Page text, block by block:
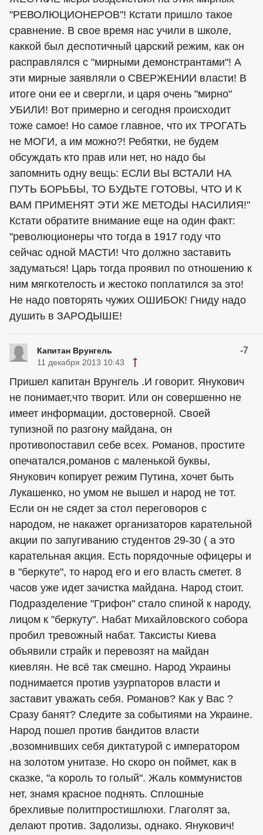
"РЕВОЛЮЦИОНЕРОВ"! Кстати пришло такое
сравнение. В свое время нас учили в школе,
каккой был деспотичный царский режим, как он
расправлялся с "мирными демонстрантами"! А
эти мирные заявляли о СВЕРЖЕНИИ власти! В
итоге они ее и свергли, и царя очень "мирно"
УБИЛИ! Вот примерно и сегодня происходит
тоже самое! Но самое главное, что их ТРОГАТЬ
не МОГИ, а им можно?! Ребятки, не будем
обсуждать кто прав или нет, но надо бы
запомнить одну вещь: ЕСЛИ ВЫ ВСТАЛИ НА
ПУТЬ БОРЬБЫ, ТО БУДЬТЕ ГОТОВЫ, ЧТО И К
ВАМ ПРИМЕНЯТ ЭТИ ЖЕ МЕТОДЫ НАСИЛИЯ!"
Кстати обратите внимание еще на один факт:
"революционеры что тогда в 1917 году что
сейчас одной МАСТИ! Что должно заставить
задуматься! Царь тогда проявил по отношению к
ним мягкотелость и жестоко поплатился за это!
Не надо повторять чужих ОШИБОК! Гниду надо
душить в ЗАРОДЫШЕ!
Капитан Врунгель -7
11 декабря 2013 10:43
Пришел капитан Врунгель .И говорит. Янукович
не понимает,что творит. Или он совершенно не
имеет информации, достоверной. Своей
тупизной по разгону майдана, он
противопоставил себе всех. Романов, простите
опечатался,романов с маленькой буквы,
Янукович копирует режим Путина, хочет быть
Лукашенко, но умом не вышел и народ не тот.
Если он не сядет за стол переговоров с
народом, не накажет организаторов карательной
акции по запугиванию студентов 29-30 ( а это
карательная акция. Есть порядочные офицеры и
в "беркуте", то народ его и его власть сметет. 8
часов уже идет зачистка майдана. Народ стоит.
Подразделение "Грифон" стало спиной к народу,
лицом к "беркуту". Набат Михайловского собора
пробил тревожный набат. Таксисты Киева
объявили страйк и перевозят на майдан
киевлян. Не всё так смешно. Народ Украины
поднимается против узурпаторов власти и
заставит уважать себя. Романов? Как у Вас ?
Сразу банят? Следите за событиями на Украине.
Народ пошел против бандитов власти
,возомнивших себя диктатурой с императором
на золотом унитазе. Но скоро он поймет, как в
сказке, "а король то голый". Жаль коммунистов
нет, знамя красное поднять. Сплошные
брехливые политпростишлюхи. Глаголят за,
делают против. Задолизы, однако. Янукович!